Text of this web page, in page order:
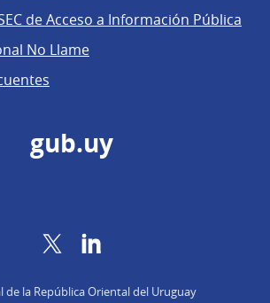
de Acceso a Información Pública
No Llame
gub.uy
Twitter
de la República Oriental del Uruguay